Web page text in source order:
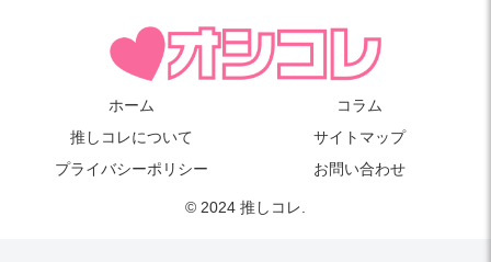
ホーム
コラム
推しコレについて
サイトマップ
プライバシーポリシー
お問い合わせ
© 2024 推しコレ.